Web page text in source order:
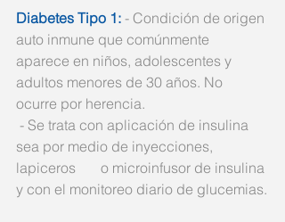
Diabetes Tipo 1: - Condición de origen
auto inmune que comúnmente
aparece en niños, adolescentes y
adultos menores de 30 años. No
ocurre por herencia.
sea por medio de inyecciones,
lapiceros       o microinfusor de insulina
y con el monitoreo diario de glucemias.